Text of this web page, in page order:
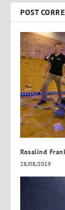
POST
Rosalind
28/08/2019